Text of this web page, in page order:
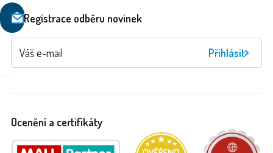
produkty
Registrace odběru novinek
Přihlásit
Ocenění a certifikáty